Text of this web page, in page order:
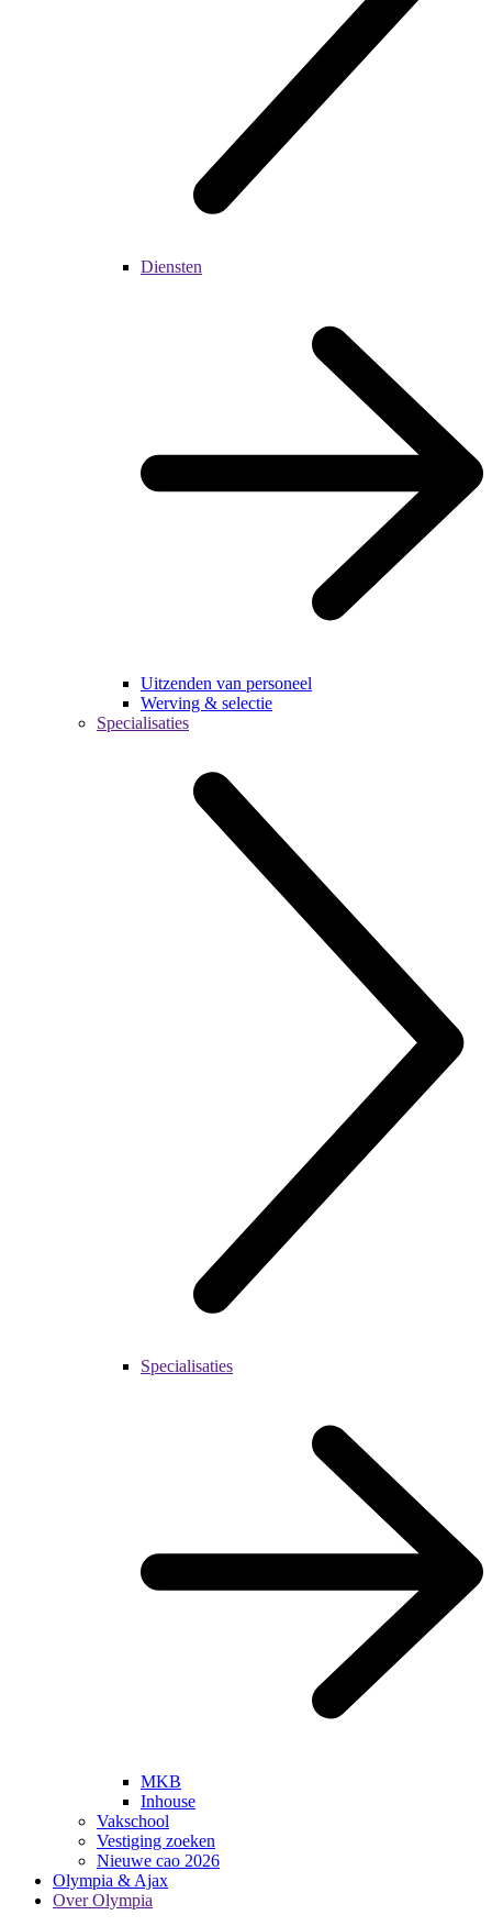
Diensten
Uitzenden van personeel
Werving & selectie
Specialisaties
Specialisaties
MKB
Inhouse
Vakschool
Vestiging zoeken
Nieuwe cao 2026
Olympia & Ajax
Over Olympia